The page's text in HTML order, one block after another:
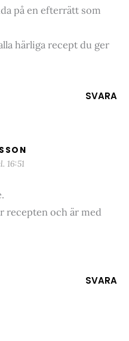
på en efterrätt som
härliga recept du ger
SVARA
16:51
recepten och är med
SVARA